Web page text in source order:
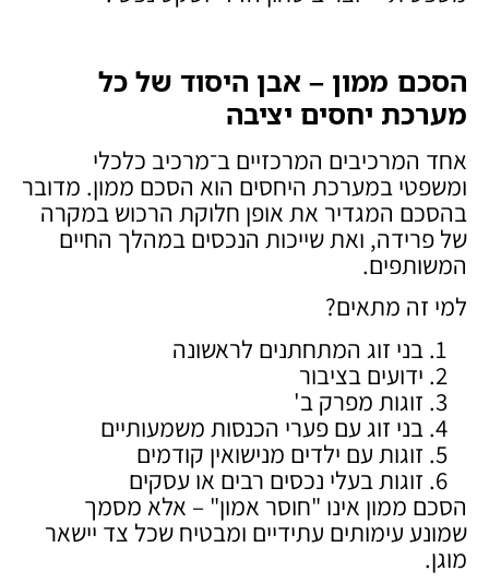
הסכם ממון – אבן היסוד של כל
מערכת יחסים יציבה
אחד המרכיבים המרכזיים ב־מרכיב כלכלי
ומשפטי במערכת היחסים הוא הסכם ממון. מדובר
בהסכם המגדיר את אופן חלוקת הרכוש במקרה
של פרידה, ואת שייכות הנכסים במהלך החיים
המשותפים.
למי זה מתאים?
בני זוג המתחתנים לראשונה
ידועים בציבור
זוגות מפרק ב'
בני זוג עם פערי הכנסות משמעותיים
זוגות עם ילדים מנישואין קודמים
זוגות בעלי נכסים רבים או עסקים
הסכם ממון אינו "חוסר אמון" – אלא מסמך
שמונע עימותים עתידיים ומבטיח שכל צד יישאר
מוגן.